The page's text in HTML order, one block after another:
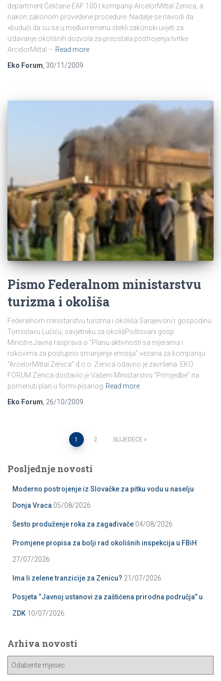
department Čeličane EAF 100 t kompaniji ArcelorMittal Zenica, a
nakon zakonom provedene procedure. Nadalje se navodi da
»budući da su se u međuvremenu stekli zakonski uvjeti za
izdavanje okolišnih dozvola za preostala postrojenja tvrtke
ArcelorMittal – Read more
Eko Forum, 30/11/2009
Pismo Federalnom ministarstvu
turizma i okoliša
Federalnom ministarstvu turizma i okoliša Sarajevon/r gospodinu
Tomislavu Lučiću, savjetniku za okolišPoštovani gosp.
Ministre.Javna rasprava o “Planu aktivnosti sa mjerama i
rokovima za postupno smanjenje emisija” vezana za kompaniju
“ArcelorMittal Zenica” d.o.o. Zenica odavno je završena. EKO
FORUM Zenica dostavio je Vašem Ministarstvu “Primjedbe” na
pomenuti plan u formi pisanog Read more
Eko Forum, 26/10/2009
pagination
1 2 SLIJEDEĆE
Posljednje novosti
Moderno postrojenje iz Slovačke za pitku vodu u naselju
Donja Vraca 05/08/2026
Šesto produženje roka za zagađivače 04/08/2026
Promjene propisa za bolji rad okolišnih inspekcija u FBiH
27/07/2026
Ima li zelene tranzicije za Zenicu? 21/07/2026
Posjeta “Javnoj ustanovi za zaštićena prirodna područja” u
ZDK 10/07/2026
Arhiva novosti